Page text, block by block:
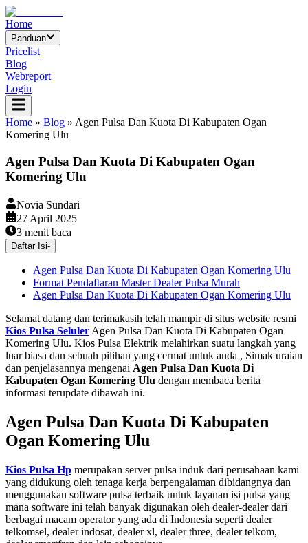
Home
Panduan
Pricelist
Blog
Webreport
Login
Home » Blog » Agen Pulsa Dan Kuota Di Kabupaten Ogan
Komering Ulu
Agen Pulsa Dan Kuota Di Kabupaten Ogan
Komering Ulu
Novia Sundari
27 April 2025
3 menit baca
Daftar Isi-
Agen Pulsa Dan Kuota Di Kabupaten Ogan Komering Ulu
Format Pendaftaran Master Dealer Pulsa Murah
Agen Pulsa Dan Kuota Di Kabupaten Ogan Komering Ulu
Selamat datang dan terimakasih telah mampir di situs website resmi
Kios Pulsa Seluler Agen Pulsa Dan Kuota Di Kabupaten Ogan
Komering Ulu. Kios Pulsa Elektrik melahirkan suatu langkah yang
luar biasa dan sebuah pilihan yang cermat untuk anda , Simak uraian
dan penjelasannya mengenai Agen Pulsa Dan Kuota Di
Kabupaten Ogan Komering Ulu dengan membaca berita
informasi terupdate dibawah ini.
Agen Pulsa Dan Kuota Di Kabupaten
Ogan Komering Ulu
Kios Pulsa Hp merupakan server pulsa induk dari perusahaan kami
yang didukung oleh tenaga kerja berpengalaman dibidangnya dan
menggunakan software pulsa terbaik untuk layanan isi pulsa yang
mana software ini telah banyak digunakan oleh dealer-dealer dari
berbagai macam operator yang ada di Indonesia seperti dealer
telkomsel, dealer indosat, dealer xl, dealer three, dealer telkom,